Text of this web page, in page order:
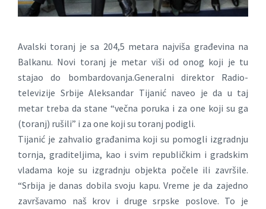
Avalski toranj je sa 204,5 metara najviša građevina na
Balkanu. Novi toranj je metar viši od onog koji je tu
stajao do bombardovanja.Generalni direktor Radio-
televizije Srbije Aleksandar Tijanić naveo je da u taj
metar treba da stane “večna poruka i za one koji su ga
(toranj) rušili” i za one koji su toranj podigli.
Tijanić je zahvalio građanima koji su pomogli izgradnju
tornja, graditeljima, kao i svim republičkim i gradskim
vladama koje su izgradnju objekta počele ili završile.
“Srbija je danas dobila svoju kapu. Vreme je da zajedno
završavamo naš krov i druge srpske poslove. To je